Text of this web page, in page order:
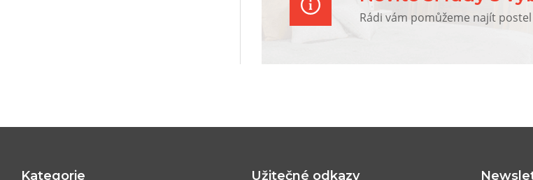
Rádi vám pomůžeme najít
Kategorie Užitečné odkazy